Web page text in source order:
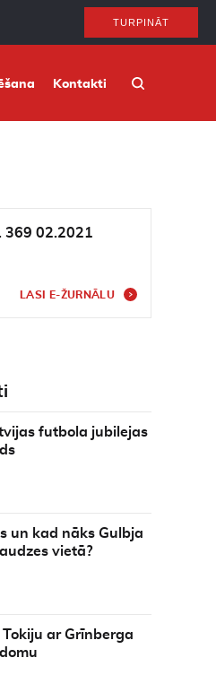
TURPINĀT
Kontakti
369 02.2021
LASI E-ŽURNĀLU
futbola jubilejas
un kad nāks Gulbja
vietā?
Tokiju ar Grīnberga